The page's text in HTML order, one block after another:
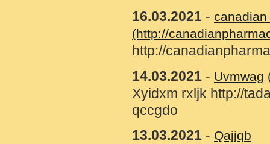
16.03.2021 -
(http://
http://
14.03.2021 - Uvmwag
Xyidxm rxljk http://
qccgdo
13.03.2021 - Qajjqb